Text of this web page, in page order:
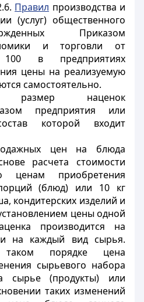
Правил производства и
(услуг) общественного
Приказом
и торговли от
в предприятиях
цены на реализуемую
самостоятельно.
размер наценок
предприятия или
которой входит
цен на блюда
расчета стоимости
приобретения
(блюд) или 10 кг
кондитерских изделий и
цены одной
производится на
на каждый вид сырья.
порядке цена
сырьевого набора
(продукты) или
таких изменений